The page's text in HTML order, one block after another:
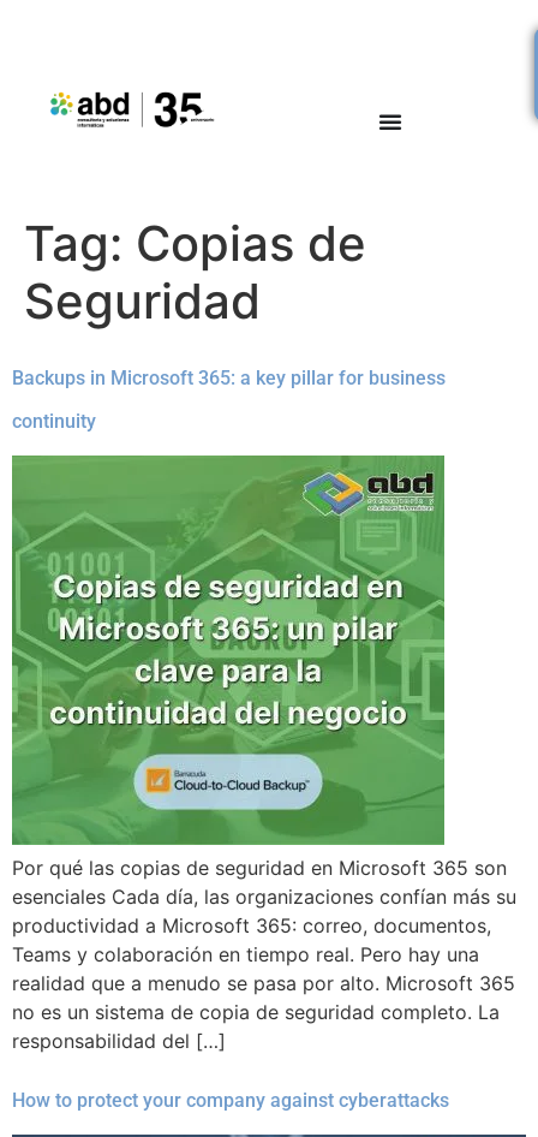
Tag: Copias de
Seguridad
Backups in Microsoft 365: a key pillar for business
continuity
Por qué las copias de seguridad en Microsoft 365 son
esenciales Cada día, las organizaciones confían más su
productividad a Microsoft 365: correo, documentos,
Teams y colaboración en tiempo real. Pero hay una
realidad que a menudo se pasa por alto. Microsoft 365
no es un sistema de copia de seguridad completo. La
responsabilidad del […]
How to protect your company against cyberattacks